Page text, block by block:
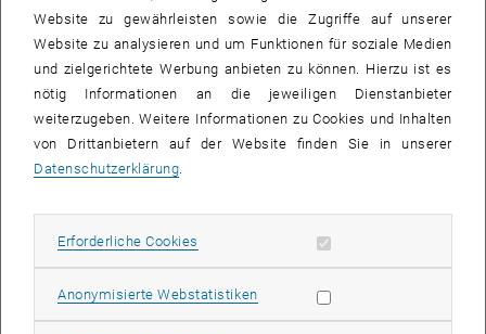
Website zu gewährleisten sowie die Zugriffe auf unserer
Website zu analysieren und um Funktionen für soziale Medien
und zielgerichtete Werbung anbieten zu können. Hierzu ist es
nötig Informationen an die jeweiligen Dienstanbieter
weiterzugeben. Weitere Informationen zu Cookies und Inhalten
von Drittanbietern auf der Website finden Sie in unserer
Datenschutzerklärung.
Erforderliche Cookies Erforderliche Cookies zulassen
Anonymisierte WebstatistikenStatistik Cookies zulassen